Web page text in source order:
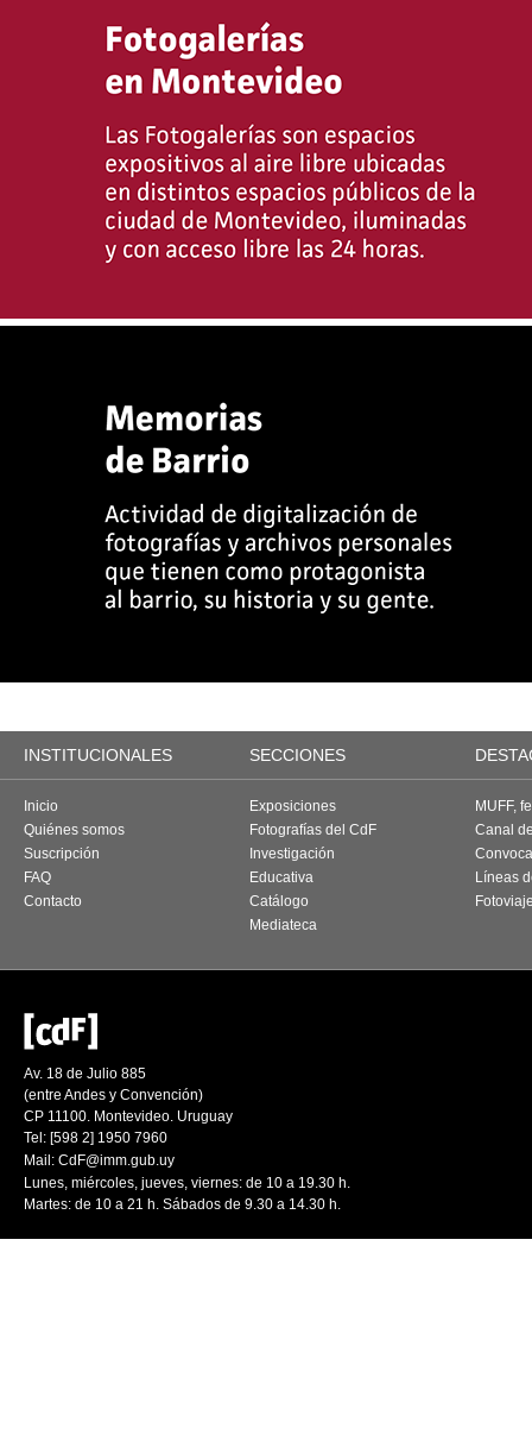
INSTITUCIONALES SECCIONES
Inicio
Quiénes somos
Suscripción
FAQ
Contacto
Exposiciones
Fotografías del CdF
Investigación
Educativa
Catálogo
Mediateca
MUFF,
Canal
Líneas
Av. 18 de Julio 885
(entre Andes y Convención)
CP 11100. Montevideo. Uruguay
Tel: [598 2] 1950 7960
Mail: CdF@imm.gub.uy
Lunes, miércoles, jueves, viernes: de 10 a 19.30 h.
Martes: de 10 a 21 h. Sábados de 9.30 a 14.30 h.